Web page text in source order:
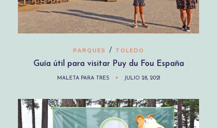
PARQUES / TOLEDO
Guía útil para visitar Puy du Fou España
MALETA PARA TRES JULIO 28, 2021